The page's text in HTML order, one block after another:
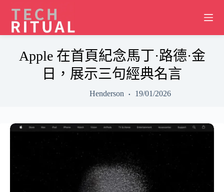
content
Apple 在首頁紀念馬丁·路德·金
日，展示三句經典名言
Henderson 19/01/2026